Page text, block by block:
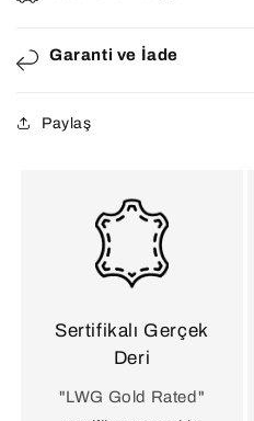
Garanti ve İade
Paylaş
Sertifikalı Gerçek
Deri
"LWG Gold Rated"